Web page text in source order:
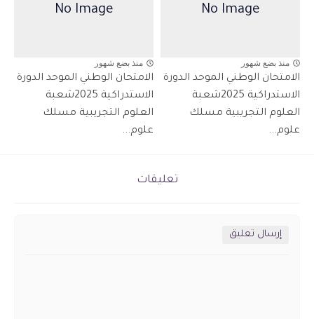
منذ بضع شهور
الامتحان الوطني الموحد الدورة
الاستدراكية 2025شعبة
العلوم التجريبية مسلك
علوم...
منذ بضع شهور
الامتحان الوطني الموحد الدورة
الاستدراكية 2025شعبة
العلوم التجريبية مسلك
علوم...
تعليقات
إرسال تعليق